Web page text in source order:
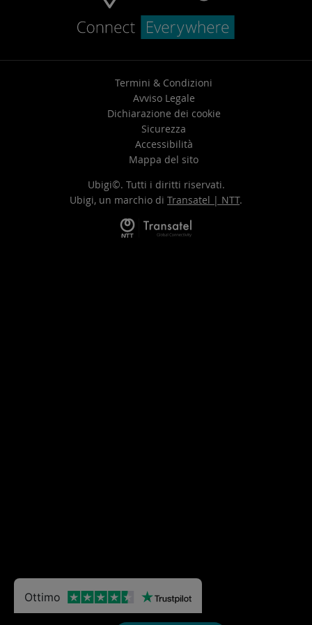
Termini & Condizioni
Avviso Legale
Dichiarazione dei cookie
Sicurezza
Accessibilità
Mappa del sito
Ubigi©. Tutti i diritti riservati.
Ubigi, un marchio di Transatel | NTT.
Ottimo